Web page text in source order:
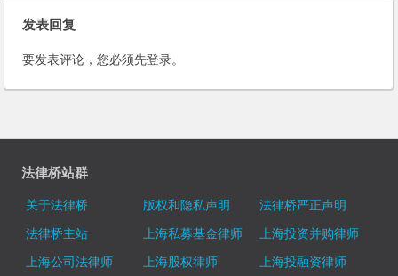
发表回复
要发表评论，您必须先登录。
法律桥站群
关于法律桥 版权和隐私声明
法律桥严正声明
法律桥主站
上海私募基金律师
上海投资并购律师
上海公司法律师
上海股权律师
上海投融资律师